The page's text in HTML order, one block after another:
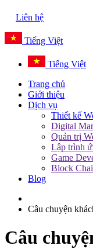
Liên hệ
Tiếng Việt
Tiếng Việt
Trang chủ
Giới thiệu
Dịch vụ
Thiết kế
Digital
Quản trị
Lập trình
Game
Block
Blog
Câu chuyện
Câu